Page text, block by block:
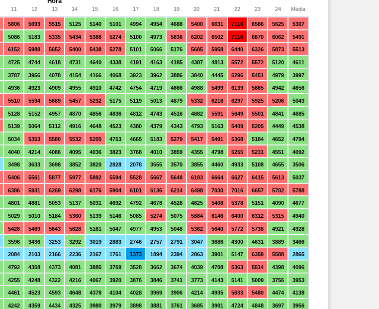
5806 5693 5515 5125 5140 5101 4994 4954 4688 5400 6631 7116 6586 5625 5307
5086 5183 5335 5434 5388 5274 5100 4973 5836 6202 6502 7116 6870 6062 5491
6152 5988 5652 5400 5438 5278 5101 5066 5176 5685 5958 6440 6326 5873 5513
4725 4744 4618 4731 4640 4338 4191 4163 4185 4387 4813 5572 5572 5120 4611
3787 3956 4078 4154 4166 4068 3923 3962 3886 3840 4445 5296 5451 4979 3997
4936 4923 4909 4955 4910 4742 4754 4719 4666 4988 5499 6139 5865 4942 4656
5510 5594 5689 5457 5232 5175 5119 5013 4879 5332 6216 6297 5925 5206 5043
5128 5152 4957 4870 4856 4836 4812 4743 4516 4882 5591 5649 5501 4841 4685
5139 5064 5112 4916 4648 4523 4380 4379 4343 4793 5163 5409 5205 4449 4538
5034 5353 5580 5532 5205 4753 4665 5183 5279 5417 5491 5368 5184 4652 4794
4040 4214 4086 4095 4036 3823 3768 4010 3859 4355 4798 5255 5231 4551 4092
3498 3633 3698 3852 3820 2828 2078 3555 3570 3855 4460 4933 5108 4655 3506
5406 5561 5877 5977 5882 5594 5528 5667 5648 6183 6664 6627 6415 5613 5037
6386 5931 6269 6298 6176 5904 6101 6136 6214 6498 7030 7016 6657 5702 5788
4801 4881 5053 5137 5031 4692 4792 4678 4528 4825 5408 5378 5151 4090 4677
5029 5010 5184 5360 5139 5146 5085 5274 5075 5884 6146 6400 6312 5315 4940
5426 5469 5643 5628 5161 5047 4977 4953 5048 5362 5640 5772 5738 4921 4928
3596 3436 3253 3292 3019 2883 2746 2757 2791 3047 3686 4300 4631 3889 3466
2084 2103 2166 2236 2167 1761 1373 1894 2394 2863 3901 5147 6358 5588 2865
4792 4358 4373 4081 3885 3769 3528 3662 3674 4039 4708 5363 5514 4398 4096
4255 4248 4322 4216 4067 3920 3876 3846 3741 3773 4143 5141 5009 3756 3953
4461 4523 4593 4648 4378 4104 4028 3969 3906 4214 4935 5633 5480 4474 4138
4242 4359 4434 4325 3980 3979 3898 3881 3761 3685 3901 4724 4848 3697 3956
11 12 13 14 15 16 17 18 19 20 21 22 23 24 Média